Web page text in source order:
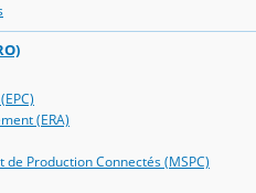
(ERA)
de Production Connectés (MSPC)